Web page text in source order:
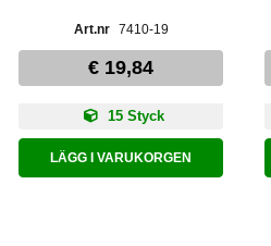
7410-19
€ 19,84
15 Styck
LÄGG I VARUKORGEN